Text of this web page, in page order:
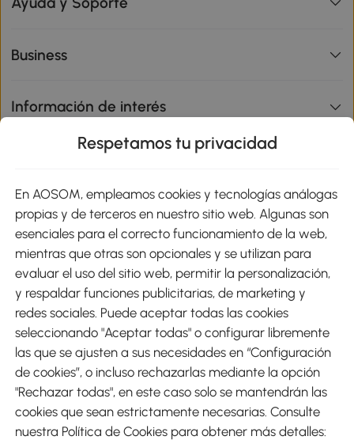
Business
Información de interés
Métodos de Pago
Envíos
Descargar Aosom App
Respetamos tu privacidad
En AOSOM, empleamos cookies y tecnologías análogas
propias y de terceros en nuestro sitio web. Algunas son
esenciales para el correcto funcionamiento de la web,
mientras que otras son opcionales y se utilizan para
evaluar el uso del sitio web, permitir la personalización,
y respaldar funciones publicitarias, de marketing y
redes sociales. Puede aceptar todas las cookies
seleccionando "Aceptar todas" o configurar libremente
las que se ajusten a sus necesidades en “Configuración
de cookies”, o incluso rechazarlas mediante la opción
"Rechazar todas", en este caso solo se mantendrán las
cookies que sean estrictamente necesarias. Consulte
nuestra Política de Cookies para obtener más detalles: